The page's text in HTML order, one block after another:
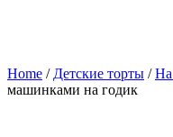
Home / Детские торты /На
машинками на годик